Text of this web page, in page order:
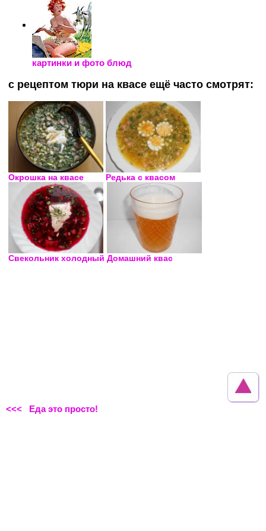
картинки и фото блюд
с рецептом тюри на квасе ещё часто смотрят:
Окрошка на квасе Редька с квасом
Свекольник холодный Домашний квас
<<< Еда это просто!